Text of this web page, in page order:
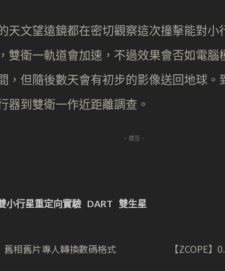
天文望遠鏡都在密切觀察這次撞擊能對小
雙衛一軌道會加速，不過效果會否如電腦
，但隨後數天會有初步的影像送回地球
器到雙衛一作近距離調查。
- 廣告 -
小行星重定向實驗 DART 雙生星
相舊片專人轉換數碼格式
【ZCOPE